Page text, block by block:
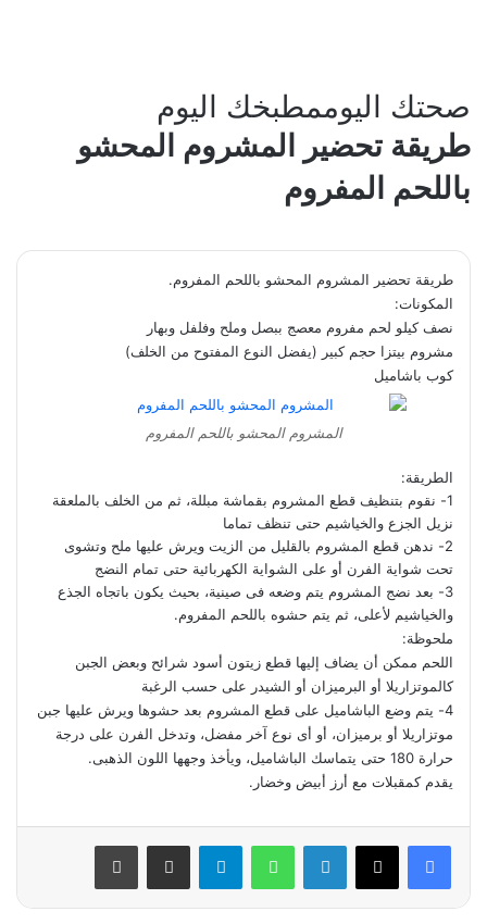
صحتك اليوممطبخك اليوم
طريقة تحضير المشروم المحشو
باللحم المفروم
طريقة تحضير المشروم المحشو باللحم المفروم.
المكونات:
نصف كيلو لحم مفروم معصج ببصل وملح وفلفل وبهار
مشروم بيتزا حجم كبير (يفضل النوع المفتوح من الخلف)
كوب باشاميل
المشروم المحشو باللحم المفروم
الطريقة:
1- نقوم بتنظيف قطع المشروم بقماشة مبللة، ثم من الخلف بالملعقة
نزيل الجزع والخياشيم حتى تنظف تماما
2- ندهن قطع المشروم بالقليل من الزيت ويرش عليها ملح وتشوى
تحت شواية الفرن أو على الشواية الكهربائية حتى تمام النضج
3- بعد نضج المشروم يتم وضعه فى صينية، بحيث يكون باتجاه الجذع
والخياشيم لأعلى، ثم يتم حشوه باللحم المفروم.
ملحوظة:
اللحم ممكن أن يضاف إليها قطع زيتون أسود شرائح وبعض الجبن
كالموتزاريلا أو البرميزان أو الشيدر على حسب الرغبة
4- يتم وضع الباشاميل على قطع المشروم بعد حشوها ويرش عليها جبن
موتزاريلا أو برميزان، أو أى نوع آخر مفضل، وتدخل الفرن على درجة
حرارة 180 حتى يتماسك الباشاميل، ويأخذ وجهها اللون الذهبى.
يقدم كمقبلات مع أرز أبيض وخضار.
فيسبوك ‫X لينكدإن واتساب تيلقرام مشاركة عبر البريد طباعة